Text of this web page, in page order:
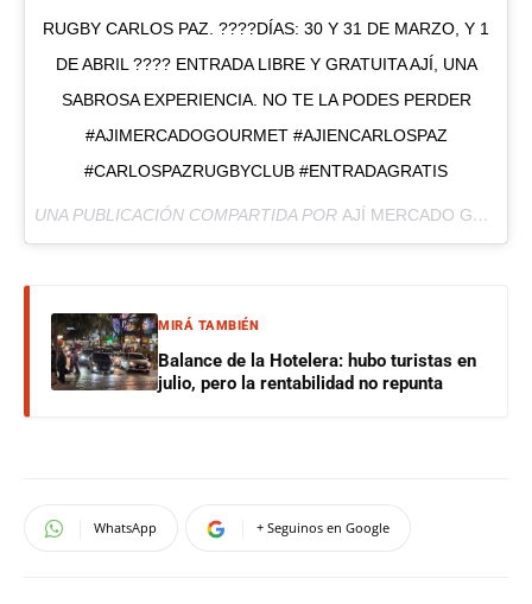
RUGBY CARLOS PAZ. ????DÍAS: 30 Y 31 DE MARZO, Y 1
DE ABRIL ???? ENTRADA LIBRE Y GRATUITA AJÍ, UNA
SABROSA EXPERIENCIA. NO TE LA PODES PERDER
#AJIMERCADOGOURMET #AJIENCARLOSPAZ
#CARLOSPAZRUGBYCLUB #ENTRADAGRATIS
UNA PUBLICACIÓN COMPARTIDA POR AJÍ MERCADO GOURMET
MIRÁ TAMBIÉN
Balance de la Hotelera: hubo turistas en
julio, pero la rentabilidad no repunta
WhatsApp + Seguinos en Google